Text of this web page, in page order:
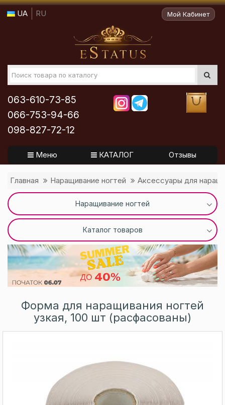
UA RU Мой Кабинет
063-610-73-85
066-753-94-66
098-827-72-12
Меню КАТАЛОГ Отзывы
Главная Наращивание ногтей Аксессуары для
Наращивание ногтей
Каталог товаров
Форма для наращивания ногтей
узкая, 100 шт (расфасованы)